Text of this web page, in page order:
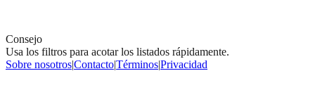
Consejo
Usa los filtros para acotar los listados rápidamente.
Sobre nosotros|Contacto|Términos|Privacidad